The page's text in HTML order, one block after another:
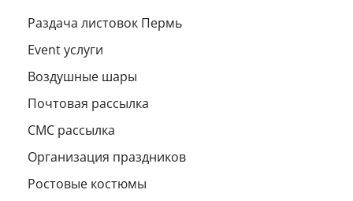
Раздача листовок Пермь
Event услуги
Воздушные шары
Почтовая рассылка
СМС рассылка
Организация праздников
Ростовые костюмы